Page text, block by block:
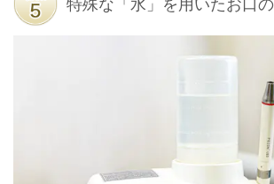
特殊な「水」を用いたお口